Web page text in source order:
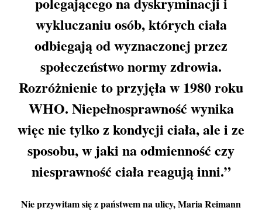
wykluczaniu osób, których ciała
odbiegają od wyznaczonej przez
społeczeństwo normy zdrowia.
Rozróżnienie to przyjęła w 1980 roku
WHO. Niepełnosprawność wynika
więc nie tylko z kondycji ciała, ale i ze
sposobu, w jaki na odmienność czy
niesprawność ciała reagują inni.”
Nie przywitam się z państwem na ulicy, Maria Reimann